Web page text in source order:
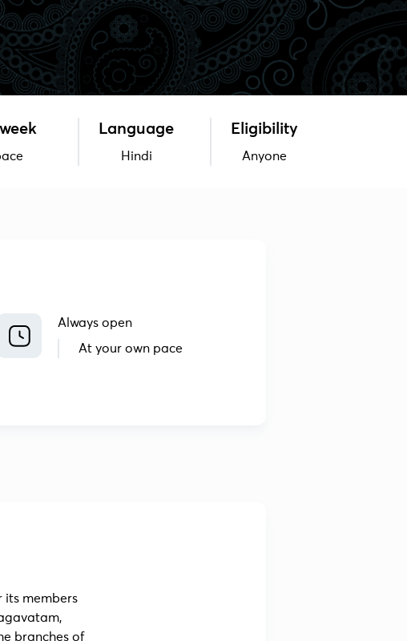
Language
Hindi
Eligibility
Anyone
Always open
At your own pace
its members
branches of